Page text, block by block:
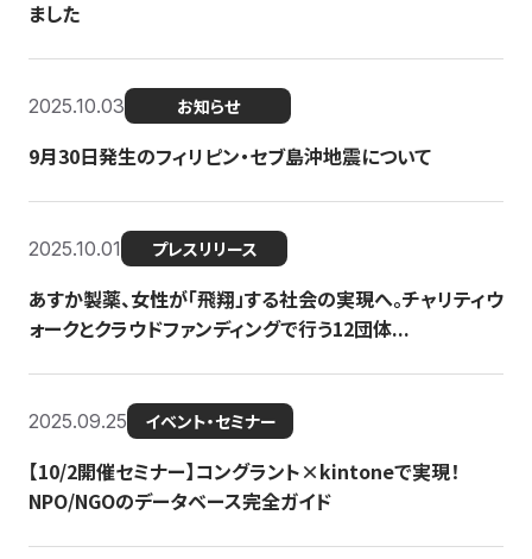
ました
2025.10.03 お知らせ
9月30日発生のフィリピン・セブ島沖地震について
2025.10.01 プレスリリース
あすか製薬、女性が「飛翔」する社会の実現へ。チャリティウ
ォークとクラウドファンディングで行う12団体...
2025.09.25 イベント・セミナー
【10/2開催セミナー】コングラント×kintoneで実現！
NPO/NGOのデータベース完全ガイド